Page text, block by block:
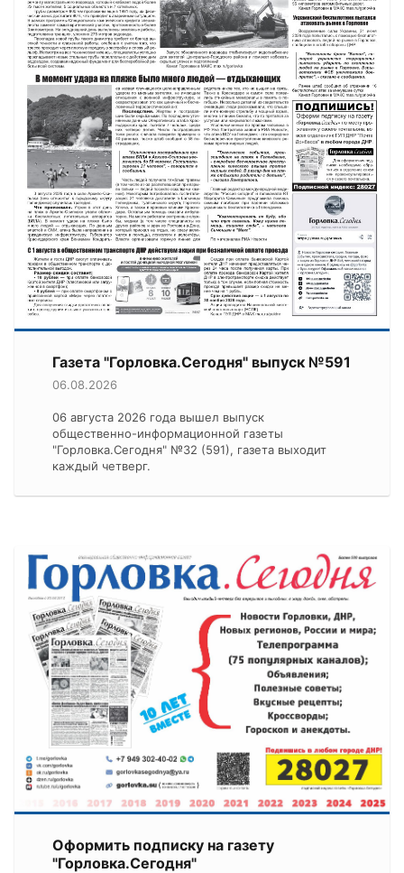
Газета "Горловка.Сегодня" выпуск №591
06.08.2026
06 августа 2026 года вышел выпуск
общественно-информационной газеты
"Горловка.Сегодня" №32 (591), газета выходит
каждый четверг.
Оформить подписку на газету
"Горловка.Сегодня"